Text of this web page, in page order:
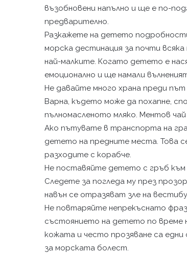
възобновени напълно и ще е по-
предварително.
Разкажете на детето
морска дестинация за почти
най-малките. Когато детето е
емоционално и ще намали
Не давайте много храна преди
Варна, където може да похапне,
пълномасленото мляко. Ментов
Ако пътувате в транспорта на
детето на предните места. Това
разходите с корабче.
Не поставяйте детето с гръб към
Следете за погледа му през
навън се отразяват зле на
Не повтаряйте непрекъснато
състоянието на детето по време
кожата и често прозяване са
за морската болест.